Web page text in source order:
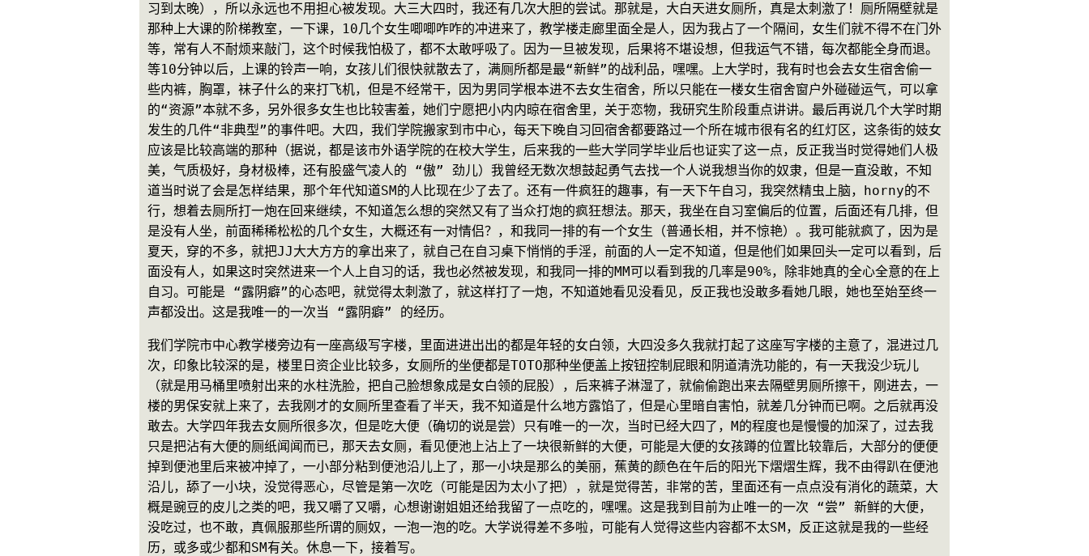
习到太晚），所以永远也不用担心被发现。大三大四时，我还有几次大胆的尝试。那就是，大白天进女厕所，真是太刺激了！厕所隔壁就是
那种上大课的阶梯教室，一下课，10几个女生唧唧咋咋的冲进来了，教学楼走廊里面全是人，因为我占了一个隔间，女生们就不得不在门外
等，常有人不耐烦来敲门，这个时候我怕极了，都不太敢呼吸了。因为一旦被发现，后果将不堪设想，但我运气不错，每次都能全身而退。
等10分钟以后，上课的铃声一响，女孩儿们很快就散去了，满厕所都是最“新鲜”的战利品，嘿嘿。上大学时，我有时也会去女生宿舍偷一
些内裤，胸罩，袜子什么的来打飞机，但是不经常干，因为男同学根本进不去女生宿舍，所以只能在一楼女生宿舍窗户外碰碰运气，可以拿
的“资源”本就不多，另外很多女生也比较害羞，她们宁愿把小内内晾在宿舍里，关于恋物，我研究生阶段重点讲讲。最后再说几个大学时期
发生的几件“非典型”的事件吧。大四，我们学院搬家到市中心，每天下晚自习回宿舍都要路过一个所在城市很有名的红灯区，这条街的妓女
应该是比较高端的那种（据说，都是该市外语学院的在校大学生，后来我的一些大学同学毕业后也证实了这一点，反正我当时觉得她们人极
美，气质极好，身材极棒，还有股盛气凌人的 “傲” 劲儿）我曾经无数次想鼓起勇气去找一个人说我想当你的奴隶，但是一直没敢，不知
道当时说了会是怎样结果，那个年代知道SM的人比现在少了去了。还有一件疯狂的趣事，有一天下午自习，我突然精虫上脑，horny的不
行，想着去厕所打一炮在回来继续，不知道怎么想的突然又有了当众打炮的疯狂想法。那天，我坐在自习室偏后的位置，后面还有几排，但
是没有人坐，前面稀稀松松的几个女生，大概还有一对情侣？，和我同一排的有一个女生（普通长相，并不惊艳）。我可能就疯了，因为是
夏天，穿的不多，就把JJ大大方方的拿出来了，就自己在自习桌下悄悄的手淫，前面的人一定不知道，但是他们如果回头一定可以看到，后
面没有人，如果这时突然进来一个人上自习的话，我也必然被发现，和我同一排的MM可以看到我的几率是90%，除非她真的全心全意的在上
自习。可能是 “露阴癖”的心态吧，就觉得太刺激了，就这样打了一炮，不知道她看见没看见，反正我也没敢多看她几眼，她也至始至终一
声都没出。这是我唯一的一次当 “露阴癖” 的经历。
我们学院市中心教学楼旁边有一座高级写字楼，里面进进出出的都是年轻的女白领，大四没多久我就打起了这座写字楼的主意了，混进过几
次，印象比较深的是，楼里日资企业比较多，女厕所的坐便都是TOTO那种坐便盖上按钮控制屁眼和阴道清洗功能的，有一天我没少玩儿
（就是用马桶里喷射出来的水柱洗脸，把自己脸想象成是女白领的屁股），后来裤子淋湿了，就偷偷跑出来去隔壁男厕所擦干，刚进去，一
楼的男保安就上来了，去我刚才的女厕所里查看了半天，我不知道是什么地方露馅了，但是心里暗自害怕，就差几分钟而已啊。之后就再没
敢去。大学四年我去女厕所很多次，但是吃大便（确切的说是尝）只有唯一的一次，当时已经大四了，M的程度也是慢慢的加深了，过去我
只是把沾有大便的厕纸闻闻而已，那天去女厕，看见便池上沾上了一块很新鲜的大便，可能是大便的女孩蹲的位置比较靠后，大部分的便便
掉到便池里后来被冲掉了，一小部分粘到便池沿儿上了，那一小块是那么的美丽，蕉黄的颜色在午后的阳光下熠熠生辉，我不由得趴在便池
沿儿，舔了一小块，没觉得恶心，尽管是第一次吃（可能是因为太小了把），就是觉得苦，非常的苦，里面还有一点点没有消化的蔬菜，大
概是豌豆的皮儿之类的吧，我又嚼了又嚼，心想谢谢姐姐还给我留了一点吃的，嘿嘿。这是我到目前为止唯一的一次 “尝” 新鲜的大便，
没吃过，也不敢，真佩服那些所谓的厕奴，一泡一泡的吃。大学说得差不多啦，可能有人觉得这些内容都不太SM，反正这就是我的一些经
历，或多或少都和SM有关。休息一下，接着写。